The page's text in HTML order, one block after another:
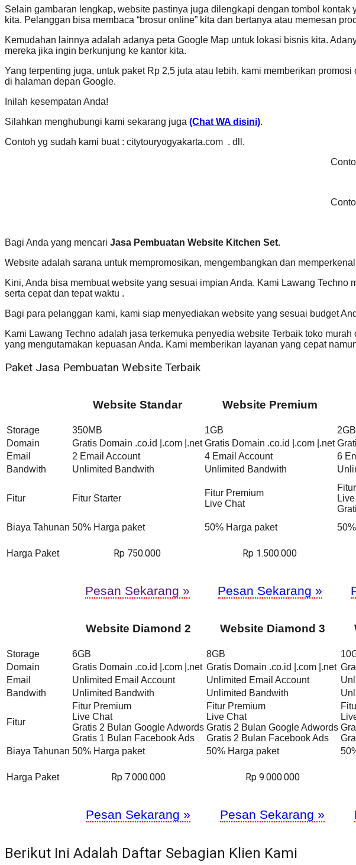
Selain gambaran lengkap, website pastinya juga dilengkapi dengan tombol
kita. Pelanggan bisa membaca “brosur online” kita dan bertanya atau memesan
Kemudahan lainnya adalah adanya peta Google Map untuk lokasi bisnis kita.
mereka jika ingin berkunjung ke kantor kita.
Yang terpenting juga, untuk paket Rp 2,5 juta atau lebih, kami memberikan
di halaman depan Google.
Inilah kesempatan Anda!
Silahkan menghubungi kami sekarang juga (Chat WA disini).
Contoh yg sudah kami buat : citytouryogyakarta.com . dll.
Bagi Anda yang mencari Jasa Pembuatan Website Kitchen Set.
Website adalah sarana untuk mempromosikan, mengembangkan dan
Kini, Anda bisa membuat website yang sesuai impian Anda. Kami Lawang
serta cepat dan tepat waktu .
Bagi para pelanggan kami, kami siap menyediakan website yang sesuai budget
Kami Lawang Techno adalah jasa terkemuka penyedia website Terbaik toko
yang mengutamakan kepuasan Anda. Kami memberikan layanan yang cepat
Paket Jasa Pembuatan Website Terbaik
Website Standar Website Premium
Storage 350MB 1GB 2GB
Domain
Gratis Domain .co.id |.com |.net Gratis Domain .co.id |.com |.net
Email
2 Email Account 4 Email Account 6
Bandwith
Unlimited Bandwith Unlimited Bandwith
Fitur Fitur Starter
Fitur Premium
Live Chat
Biaya Tahunan 50% Harga paket 50% Harga paket
Harga Paket Rp 750.000 Rp 1.500.000
Pesan Sekarang » Pesan Sekarang »
Website Diamond 2 Website Diamond 3
Storage 6GB 8GB
Domain
Gratis Domain .co.id |.com |.net Gratis Domain .co.id |.com |.net
Email
Unlimited Email Account Unlimited Email Account
Bandwith
Unlimited Bandwith Unlimited Bandwith
Fitur
Fitur Premium
Live Chat
Gratis 2 Bulan Google Adwords
Gratis 1 Bulan Facebook Ads
Fitur Premium
Live Chat
Gratis 2 Bulan Google Adwords
Gratis 2 Bulan Facebook Ads
Biaya Tahunan 50% Harga paket 50% Harga paket
Harga Paket Rp 7.000.000 Rp 9.000.000
Pesan Sekarang » Pesan Sekarang »
Berikut Ini Adalah Daftar Sebagian Klien Kami